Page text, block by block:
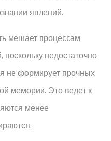
явлений.
мешает процессам
недостаточно
не формирует прочных
мемории. Это ведет к
менее